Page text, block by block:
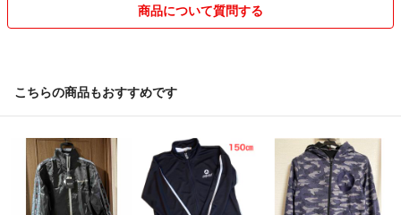
商品について質問する
こちらの商品もおすすめです